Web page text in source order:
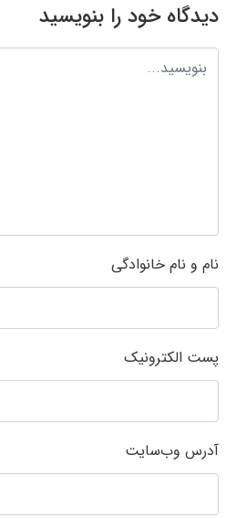
دیدگاه خود را بنویسید
نام و نام خانوادگی
پست الکترونیک
آدرس وب‌سایت